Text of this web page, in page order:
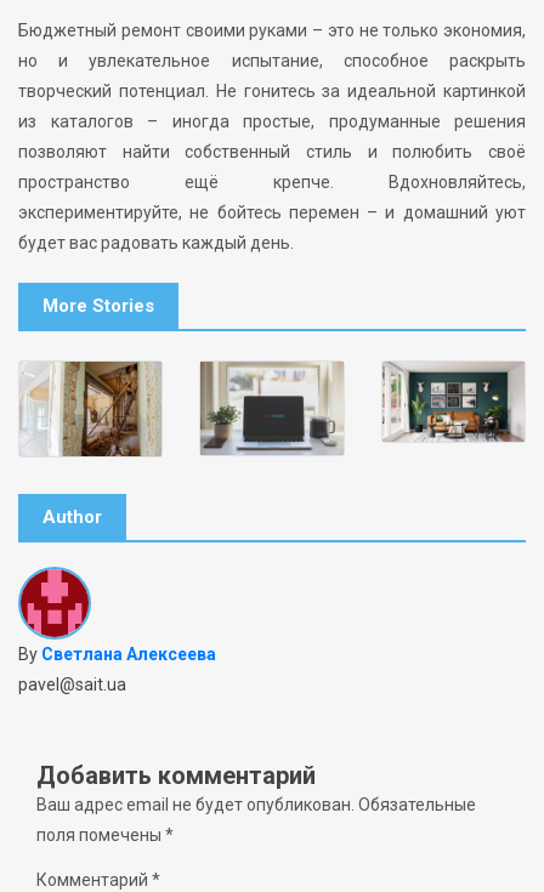
Бюджетный ремонт своими руками – это не только экономия,
но и увлекательное испытание, способное раскрыть
творческий потенциал. Не гонитесь за идеальной картинкой
из каталогов – иногда простые, продуманные решения
позволяют найти собственный стиль и полюбить своё
пространство ещё крепче. Вдохновляйтесь,
экспериментируйте, не бойтесь перемен – и домашний уют
будет вас радовать каждый день.
More Stories
Author
By Светлана Алексеева
pavel@sait.ua
Добавить комментарий
Ваш адрес email не будет опубликован. Обязательные
поля помечены *
Комментарий *